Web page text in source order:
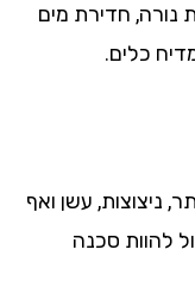
חדירת מים
עשן ואף
סכנה